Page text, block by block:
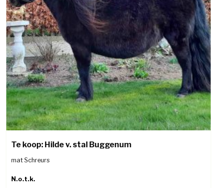
Te koop: Hilde v. stal Buggenum
mat Schreurs
N.o.t.k.